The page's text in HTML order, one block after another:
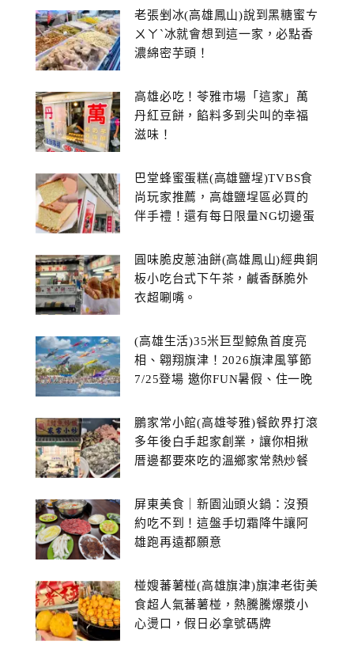
老張剉冰(高雄鳳山)說到黑糖蜜ㄘ
ㄨㄚˋ冰就會想到這一家，必點香
濃綿密芋頭！
高雄必吃！苓雅市場「這家」萬
丹紅豆餅，餡料多到尖叫的幸福
滋味！
巴堂蜂蜜蛋糕(高雄鹽埕)TVBS食
尚玩家推薦，高雄鹽埕區必買的
伴手禮！還有每日限量NG切邊蛋
圓味脆皮蔥油餅(高雄鳳山)經典銅
板小吃台式下午茶，鹹香酥脆外
衣超唰嘴。
(高雄生活)35米巨型鯨魚首度亮
相、翱翔旗津！2026旗津風箏節
7/25登場 邀你FUN暑假、住一晚
鵬家常小館(高雄苓雅)餐飲界打滾
多年後白手起家創業，讓你相揪
厝邊都要來吃的溫鄉家常熱炒餐
屏東美食｜新園汕頭火鍋：沒預
約吃不到！這盤手切霜降牛讓阿
雄跑再遠都願意
椪嫂蕃薯椪(高雄旗津)旗津老街美
食超人氣蕃薯椪，熱騰騰爆漿小
心燙口，假日必拿號碼牌